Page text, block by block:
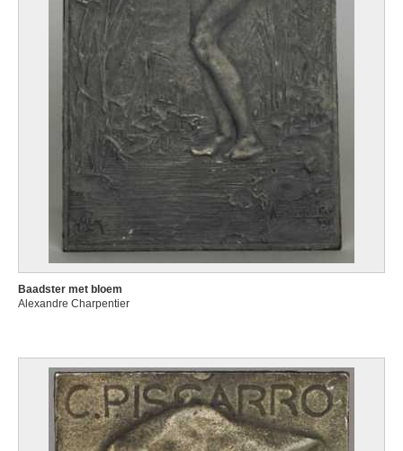
Baadster met bloem
Alexandre Charpentier